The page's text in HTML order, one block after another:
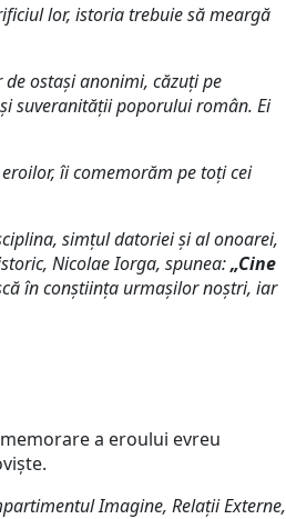
lor, istoria trebuie să meargă
ostași anonimi, căzuți pe
suveranității poporului român. Ei
îi comemorăm pe toţi cei
simțul datoriei și al onoarei,
Nicolae Iorga, spunea:„Cine
în conștiința urmașilor noștri, iar
a eroului evreu
Imagine, Relații Externe,